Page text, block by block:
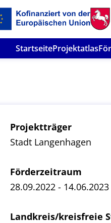
StartseiteProjektatlas
Projektträger
Stadt Langenhagen
Förderzeitraum
28.09.2022 - 14.06.2023
Landkreis/kreisfreie